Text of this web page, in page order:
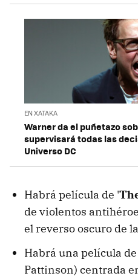
EN XATAKA
Warner da el puñetazo
supervisará todas las
Universo DC
Habrá película de '
de violentos
el reverso oscuro de
Habrá una película
Pattinson) centrada